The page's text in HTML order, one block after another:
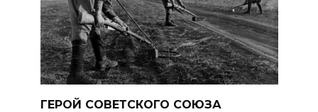
ГЕРОЙ СОВЕТСКОГО СОЮЗА